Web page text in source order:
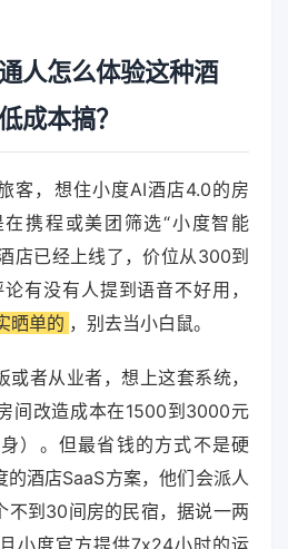
人怎么体验这种酒
成本搞？
客，想住小度AI酒店4.0的房
携程或美团筛选“小度智能
店已经上线了，价位从300到
有没有人提到语音不好用，
晒单的 ，别去当小白鼠。
者从业者，想上这套系统，
间改造成本在1500到3000元
）。但最省钱的方式不是硬
酒店SaaS方案，他们会派人
不到30间房的民宿，据说一两